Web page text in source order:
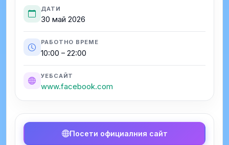
ДАТИ
30 май 2026
РАБОТНО ВРЕМЕ
10:00 – 22:00
УЕБСАЙТ
www.facebook.com
Посети официалния сайт